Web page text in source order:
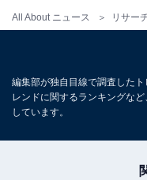
All About ニュース リサー
編集部が独自目線で調査した
レンドに関するランキングな
しています。